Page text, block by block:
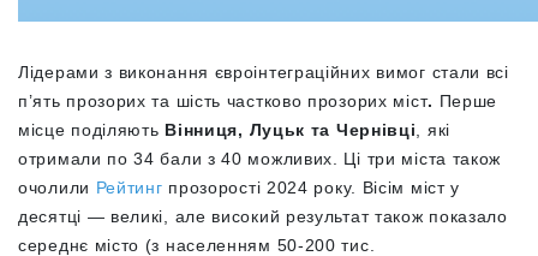
Лідерами з виконання євроінтеграційних вимог стали всі
п’ять прозорих та шість частково прозорих міст. Перше
місце поділяють Вінниця, Луцьк та Чернівці , які
отримали по 34 бали з 40 можливих. Ці три міста також
очолили Рейтинг прозорості 2024 року. Вісім міст у
десятці — великі, але високий результат також показало
середнє місто (з населенням 50-200 тис.